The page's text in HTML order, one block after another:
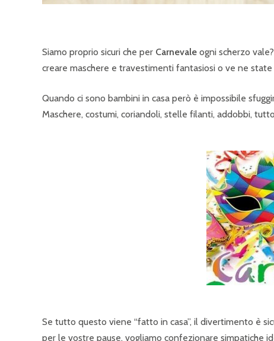
Siamo proprio sicuri che per Carnevale ogni scherzo
creare maschere e travestimenti fantasiosi o ve ne
Quando ci sono bambini in casa però è impossibile
Maschere, costumi, coriandoli, stelle filanti, addobbi,
Se tutto questo viene “fatto in casa”, il divertimento è
per le vostre pause, vogliamo confezionare simpatiche